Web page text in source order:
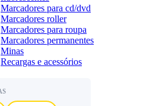
Marcadores para cd/dvd
Marcadores roller
Marcadores para roupa
Marcadores permanentes
Minas
Recargas e acessórios